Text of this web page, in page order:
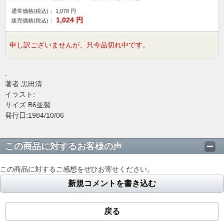
通常価格(税込)： 1,078 円
販売価格(税込)：
1,024 円
申し訳ございませんが、只今品切れ中です。
著者:黒田清
イラスト:
サイズ:B6並製
発行日:1984/10/06
この商品に対するお客様の声
この商品に対するご感想をぜひお寄せください。
新規コメントを書き込む
戻る